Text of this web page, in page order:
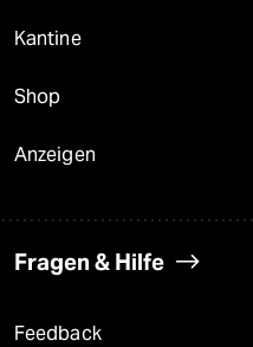
Kantine
Shop
Anzeigen
Fragen & Hilfe
Feedback